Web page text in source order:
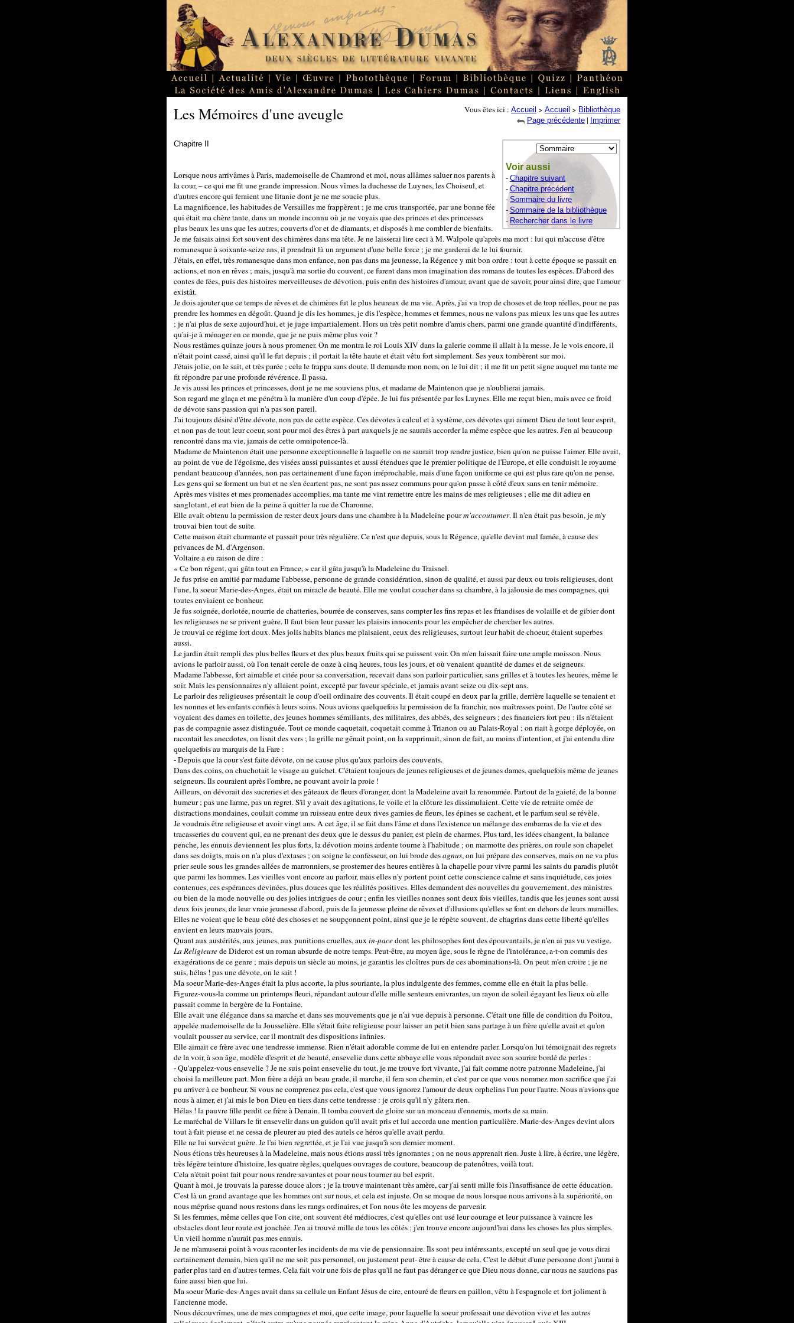
Les Mémoires d'une aveugle Vous êtes ici : Accueil > Accueil > Bibliothèque
Page précédente | Imprimer
Voir aussi
- Chapitre suivant
-Chapitre précédent
- Sommaire du livre
- Sommaire de la bibliothèque
- Rechercher dans le livre
Chapitre II
Lorsque nous arrivâmes à Paris, mademoiselle de Chamrond et moi, nous allâmes saluer nos parents à
la cour, – ce qui me fit une grande impression. Nous vîmes la duchesse de Luynes, les Choiseul, et
d'autres encore qui feraient une litanie dont je ne me soucie plus.
La magnificence, les habitudes de Versailles me frappèrent ; je me crus transportée, par une bonne fée
qui était ma chère tante, dans un monde inconnu où je ne voyais que des princes et des princesses
plus beaux les uns que les autres, couverts d'or et de diamants, et disposés à me combler de bienfaits.
Je me faisais ainsi fort souvent des chimères dans ma tête. Je ne laisserai lire ceci à M. Walpole qu'après ma mort : lui qui m'accuse d'être
romanesque à soixante-seize ans, il prendrait là un argument d'une belle force ; je me garderai de le lui fournir.
J'étais, en effet, très romanesque dans mon enfance, non pas dans ma jeunesse, la Régence y mit bon ordre : tout à cette époque se passait en
actions, et non en rêves ; mais, jusqu'à ma sortie du couvent, ce furent dans mon imagination des romans de toutes les espèces. D'abord des
contes de fées, puis des histoires merveilleuses de dévotion, puis enfin des histoires d'amour, avant que de savoir, pour ainsi dire, que l'amour
existât.
Je dois ajouter que ce temps de rêves et de chimères fut le plus heureux de ma vie. Après, j'ai vu trop de choses et de trop réelles, pour ne pas
prendre les hommes en dégoût. Quand je dis les hommes, je dis l'espèce, hommes et femmes, nous ne valons pas mieux les uns que les autres
; je n'ai plus de sexe aujourd'hui, et je juge impartialement. Hors un très petit nombre d'amis chers, parmi une grande quantité d'indifférents,
qu'ai-je à ménager en ce monde, que je ne puis même plus voir ?
Nous restâmes quinze jours à nous promener. On me montra le roi Louis XIV dans la galerie comme il allait à la messe. Je le vois encore, il
n'était point cassé, ainsi qu'il le fut depuis ; il portait la tête haute et était vêtu fort simplement. Ses yeux tombèrent sur moi.
J'étais jolie, on le sait, et très parée ; cela le frappa sans doute. Il demanda mon nom, on le lui dit ; il me fit un petit signe auquel ma tante me
fit répondre par une profonde révérence. Il passa.
Je vis aussi les princes et princesses, dont je ne me souviens plus, et madame de Maintenon que je n'oublierai jamais.
Son regard me glaça et me pénétra à la manière d'un coup d'épée. Je lui fus présentée par les Luynes. Elle me reçut bien, mais avec ce froid
de dévote sans passion qui n'a pas son pareil.
J'ai toujours désiré d'être dévote, non pas de cette espèce. Ces dévotes à calcul et à système, ces dévotes qui aiment Dieu de tout leur esprit,
et non pas de tout leur coeur, sont pour moi des êtres à part auxquels je ne saurais accorder la même espèce que les autres. J'en ai beaucoup
rencontré dans ma vie, jamais de cette omnipotence-là.
Madame de Maintenon était une personne exceptionnelle à laquelle on ne saurait trop rendre justice, bien qu'on ne puisse l'aimer. Elle avait,
au point de vue de l'égoïsme, des visées aussi puissantes et aussi étendues que le premier politique de l'Europe, et elle conduisit le royaume
pendant beaucoup d'années, non pas certainement d'une façon irréprochable, mais d'une façon uniforme ce qui est plus rare qu'on ne pense.
Les gens qui se forment un but et ne s'en écartent pas, ne sont pas assez communs pour qu'on passe à côté d'eux sans en tenir mémoire.
Après mes visites et mes promenades accomplies, ma tante me vint remettre entre les mains de mes religieuses ; elle me dit adieu en
sanglotant, et eut bien de la peine à quitter la rue de Charonne.
Elle avait obtenu la permission de rester deux jours dans une chambre à la Madeleine pourm'accoutumer. Il n'en était pas besoin, je m'y
trouvai bien tout de suite.
Cette maison était charmante et passait pour très régulière. Ce n'est que depuis, sous la Régence, qu'elle devint mal famée, à cause des
privances de M. d'Argenson.
Voltaire a eu raison de dire :
« Ce bon régent, qui gâta tout en France, » car il gâta jusqu'à la Madeleine du Traisnel.
Je fus prise en amitié par madame l'abbesse, personne de grande considération, sinon de qualité, et aussi par deux ou trois religieuses, dont
l'une, la soeur Marie-des-Anges, était un miracle de beauté. Elle me voulut coucher dans sa chambre, à la jalousie de mes compagnes, qui
toutes enviaient ce bonheur.
Je fus soignée, dorlotée, nourrie de chatteries, bourrée de conserves, sans compter les fins repas et les friandises de volaille et de gibier dont
les religieuses ne se privent guère. Il faut bien leur passer les plaisirs innocents pour les empêcher de chercher les autres.
Je trouvai ce régime fort doux. Mes jolis habits blancs me plaisaient, ceux des religieuses, surtout leur habit de choeur, étaient superbes
aussi.
Le jardin était rempli des plus belles fleurs et des plus beaux fruits qui se puissent voir. On m'en laissait faire une ample moisson. Nous
avions le parloir aussi, où l'on tenait cercle de onze à cinq heures, tous les jours, et où venaient quantité de dames et de seigneurs.
Madame l'abbesse, fort aimable et citée pour sa conversation, recevait dans son parloir particulier, sans grilles et à toutes les heures, même le
soir. Mais les pensionnaires n'y allaient point, excepté par faveur spéciale, et jamais avant seize ou dix-sept ans.
Le parloir des religieuses présentait le coup d'oeil ordinaire des couvents. Il était coupé en deux par la grille, derrière laquelle se tenaient et
les nonnes et les enfants confiés à leurs soins. Nous avions quelquefois la permission de la franchir, nos maîtresses point. De l'autre côté se
voyaient des dames en toilette, des jeunes hommes sémillants, des militaires, des abbés, des seigneurs ; des financiers fort peu : ils n'étaient
pas de compagnie assez distinguée. Tout ce monde caquetait, coquetait comme à Trianon ou au Palais-Royal ; on riait à gorge déployée, on
racontait les anecdotes, on lisait des vers ; la grille ne gênait point, on la supprimait, sinon de fait, au moins d'intention, et j'ai entendu dire
quelquefois au marquis de la Fare :
- Depuis que la cour s'est faite dévote, on ne cause plus qu'aux parloirs des couvents.
Dans des coins, on chuchotait le visage au guichet. C'étaient toujours de jeunes religieuses et de jeunes dames, quelquefois même de jeunes
seigneurs. Ils couraient après l'ombre, ne pouvant avoir la proie !
Ailleurs, on dévorait des sucreries et des gâteaux de fleurs d'oranger, dont la Madeleine avait la renommée. Partout de la gaieté, de la bonne
humeur ; pas une larme, pas un regret. S'il y avait des agitations, le voile et la clôture les dissimulaient. Cette vie de retraite ornée de
distractions mondaines, coulait comme un ruisseau entre deux rives garnies de fleurs, les épines se cachent, et le parfum seul se révèle.
Je voudrais être religieuse et avoir vingt ans. A cet âge, il se fait dans l'âme et dans l'existence un mélange des embarras de la vie et des
tracasseries du couvent qui, en ne prenant des deux que le dessus du panier, est plein de charmes. Plus tard, les idées changent, la balance
penche, les ennuis deviennent les plus forts, la dévotion moins ardente tourne à l'habitude ; on marmotte des prières, on roule son chapelet
dans ses doigts, mais on n'a plus d'extases ; on soigne le confesseur, on lui brode desagnus, on lui prépare des conserves, mais on ne va plus
prier seule sous les grandes allées de marronniers, se prosterner des heures entières à la chapelle pour vivre parmi les saints du paradis plutôt
que parmi les hommes. Les vieilles vont encore au parloir, mais elles n'y portent point cette conscience calme et sans inquiétude, ces joies
contenues, ces espérances devinées, plus douces que les réalités positives. Elles demandent des nouvelles du gouvernement, des ministres
ou bien de la mode nouvelle ou des jolies intrigues de cour ; enfin les vieilles nonnes sont deux fois vieilles, tandis que les jeunes sont aussi
deux fois jeunes, de leur vraie jeunesse d'abord, puis de la jeunesse pleine de rêves et d'illusions qu'elles se font en dehors de leurs murailles.
Elles ne voient que le beau côté des choses et ne soupçonnent point, ainsi que je le répète souvent, de chagrins dans cette liberté qu'elles
envient en leurs mauvais jours.
Quant aux austérités, aux jeunes, aux punitions cruelles, aux in-pacedont les philosophes font des épouvantails, je n'en ai pas vu vestige.
La Religieusede Diderot est un roman absurde de notre temps. Peut-être, au moyen âge, sous le règne de l'intolérance, a-t-on commis des
exagérations de ce genre ; mais depuis un siècle au moins, je garantis les cloîtres purs de ces abominations-là. On peut m'en croire ; je ne
suis, hélas ! pas une dévote, on le sait !
Ma soeur Marie-des-Anges était la plus accorte, la plus souriante, la plus indulgente des femmes, comme elle en était la plus belle.
Figurez-vous-la comme un printemps fleuri, répandant autour d'elle mille senteurs enivrantes, un rayon de soleil égayant les lieux où elle
passait comme la bergère de la Fontaine.
Elle avait une élégance dans sa marche et dans ses mouvements que je n'ai vue depuis à personne. C'était une fille de condition du Poitou,
appelée mademoiselle de la Jousselière. Elle s'était faite religieuse pour laisser un petit bien sans partage à un frère qu'elle avait et qu'on
voulait pousser au service, car il montrait des dispositions infinies.
Elle aimait ce frère avec une tendresse immense. Rien n'était adorable comme de lui en entendre parler. Lorsqu'on lui témoignait des regrets
de la voir, à son âge, modèle d'esprit et de beauté, ensevelie dans cette abbaye elle vous répondait avec son sourire bordé de perles :
- Qu'appelez-vous ensevelie ? Je ne suis point ensevelie du tout, je me trouve fort vivante, j'ai fait comme notre patronne Madeleine, j'ai
choisi la meilleure part. Mon frère a déjà un beau grade, il marche, il fera son chemin, et c'est par ce que vous nommez mon sacrifice que j'ai
pu arriver à ce bonheur. Si vous ne comprenez pas cela, c'est que vous ignorez l'amour de deux orphelins l'un pour l'autre. Nous n'avions que
nous à aimer, et j'ai mis le bon Dieu en tiers dans cette tendresse : je crois qu'il n'y gâtera rien.
Hélas ! la pauvre fille perdit ce frère à Denain. Il tomba couvert de gloire sur un monceau d'ennemis, morts de sa main.
Le maréchal de Villars le fit ensevelir dans un guidon qu'il avait pris et lui accorda une mention particulière. Marie-des-Anges devint alors
tout à fait pieuse et ne cessa de pleurer au pied des autels ce héros qu'elle avait perdu.
Elle ne lui survécut guère. Je l'ai bien regrettée, et je l'ai vue jusqu'à son dernier moment.
Nous étions très heureuses à la Madeleine, mais nous étions aussi très ignorantes ; on ne nous apprenait rien. Juste à lire, à écrire, une légère,
très légère teinture d'histoire, les quatre règles, quelques ouvrages de couture, beaucoup de patenôtres, voilà tout.
Cela n'était point fait pour nous rendre savantes et pour nous tourner au bel esprit.
Quant à moi, je trouvais la paresse douce alors ; je la trouve maintenant très amère, car j'ai senti mille fois l'insuffisance de cette éducation.
C'est là un grand avantage que les hommes ont sur nous, et cela est injuste. On se moque de nous lorsque nous arrivons à la supériorité, on
nous méprise quand nous restons dans les rangs ordinaires, et l'on nous ôte les moyens de parvenir.
Si les femmes, même celles que l'on cite, ont souvent été médiocres, c'est qu'elles ont usé leur courage et leur puissance à vaincre les
obstacles dont leur route est jonchée. J'en ai trouvé mille de tous les côtés ; j'en trouve encore aujourd'hui dans les choses les plus simples.
Un vieil homme n'aurait pas mes ennuis.
Je ne m'amuserai point à vous raconter les incidents de ma vie de pensionnaire. Ils sont peu intéressants, excepté un seul que je vous dirai
certainement demain, bien qu'il ne me soit pas personnel, ou justement peut- être à cause de cela. C'est le début d'une personne dont j'aurai à
parler plus tard en d'autres termes. Cela fait voir une fois de plus qu'il ne faut pas déranger ce que Dieu nous donne, car nous ne saurions pas
faire aussi bien que lui.
Ma soeur Marie-des-Anges avait dans sa cellule un Enfant Jésus de cire, entouré de fleurs en paillon, vêtu à l'espagnole et fort joliment à
l'ancienne mode.
Nous découvrîmes, une de mes compagnes et moi, que cette image, pour laquelle la soeur professait une dévotion vive et les autres